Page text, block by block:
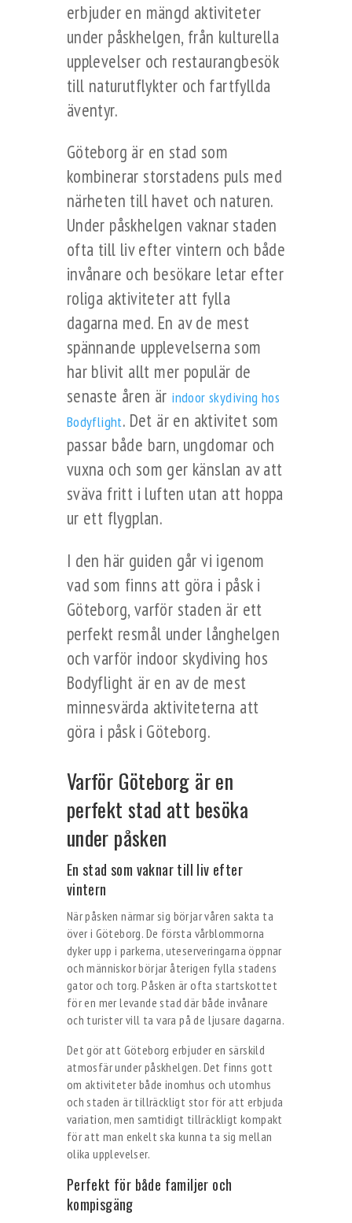
erbjuder en mängd aktiviteter
under påskhelgen, från kulturella
upplevelser och restaurangbesök
till naturutflykter och fartfyllda
äventyr.
Göteborg är en stad som
kombinerar storstadens puls med
närheten till havet och naturen.
Under påskhelgen vaknar staden
ofta till liv efter vintern och både
invånare och besökare letar efter
roliga aktiviteter att fylla
dagarna med. En av de mest
spännande upplevelserna som
har blivit allt mer populär de
senaste åren är indoor skydiving hos
Bodyflight. Det är en aktivitet som
passar både barn, ungdomar och
vuxna och som ger känslan av att
sväva fritt i luften utan att hoppa
ur ett flygplan.
I den här guiden går vi igenom
vad som finns att göra i påsk i
Göteborg, varför staden är ett
perfekt resmål under långhelgen
och varför indoor skydiving hos
Bodyflight är en av de mest
minnesvärda aktiviteterna att
göra i påsk i Göteborg.
Varför Göteborg är en
perfekt stad att besöka
under påsken
En stad som vaknar till liv efter
vintern
När påsken närmar sig börjar våren sakta ta
över i Göteborg. De första vårblommorna
dyker upp i parkerna, uteserveringarna öppnar
och människor börjar återigen fylla stadens
gator och torg. Påsken är ofta startskottet
för en mer levande stad där både invånare
och turister vill ta vara på de ljusare dagarna.
Det gör att Göteborg erbjuder en särskild
atmosfär under påskhelgen. Det finns gott
om aktiviteter både inomhus och utomhus
och staden är tillräckligt stor för att erbjuda
variation, men samtidigt tillräckligt kompakt
för att man enkelt ska kunna ta sig mellan
olika upplevelser.
Perfekt för både familjer och
kompisgäng